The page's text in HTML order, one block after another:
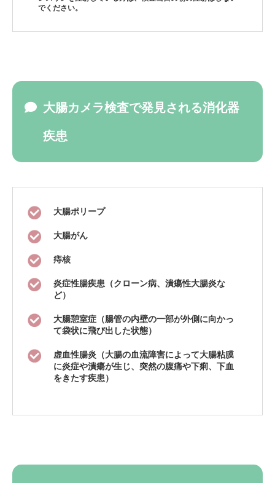
でください。
大腸カメラ検査で発見される消化器
疾患
大腸ポリープ
大腸がん
痔核
炎症性腸疾患（クローン病、潰瘍性大腸炎な
ど）
大腸憩室症（腸管の内壁の一部が外側に向かっ
て袋状に飛び出した状態）
虚血性腸炎（大腸の血流障害によって大腸粘膜
に炎症や潰瘍が生じ、突然の腹痛や下痢、下血
をきたす疾患）